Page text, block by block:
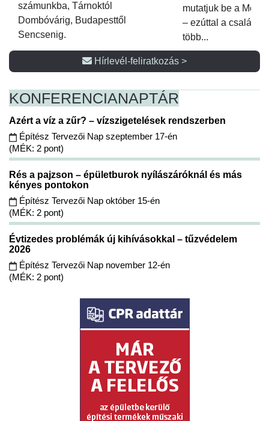
számunkba, Tárnoktól
Dombóvárig, Budapesttől
Sencsenig.
mutatjuk be a
– ezúttal a családi
több...
Hírlevél-feliratkozás >
KONFERENCIANAPTÁR
Azért a víz a zűr? – vízszigetelések rendszerben
Építész Tervezői Nap szeptember 17-én
(MÉK: 2 pont)
Rés a pajzson – épületburok nyílászáróknál és más
kényes pontokon
Építész Tervezői Nap október 15-én
(MÉK: 2 pont)
Évtizedes problémák új kihívásokkal – tűzvédelem
2026
Építész Tervezői Nap november 12-én
(MÉK: 2 pont)